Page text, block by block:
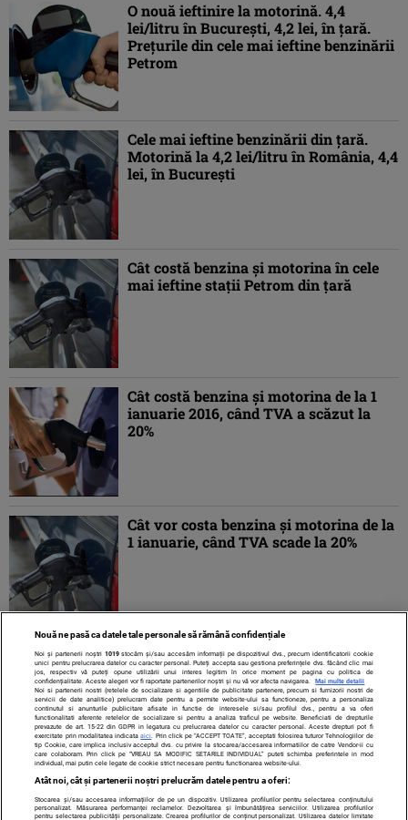
O nouă ieftinire la motorină. 4,4
lei/litru în Bucureşti, 4,2 lei, în ţară.
Preţurile din cele mai ieftine benzinării
Petrom
Cele mai ieftine benzinării din ţară.
Motorină la 4,2 lei/litru în România, 4,4
lei, în Bucureşti
Cât costă benzina şi motorina în cele
mai ieftine staţii Petrom din ţară
Cât costă benzina şi motorina de la 1
ianuarie 2016, când TVA a scăzut la
20%
Cât vor costa benzina şi motorina de la
1 ianuarie, când TVA scade la 20%
1 2 »
Contact Despre noi Termeni și condiții
Nouă ne pasă ca datele tale personale să rămână confidențiale
Noi și partenerii noștri 1019stocăm și/sau accesăm informații pe dispozitivul dvs., precum identificatorii cookie
unici pentru prelucrarea datelor cu caracter personal. Puteți accepta sau gestiona preferințele dvs. făcând clic mai
jos, respectiv vă puteți opune utilizării unui interes legitim în orice moment pe pagina cu politica de
confidențialitate. Aceste alegeri vor fi raportate partenerilor noștri și nu vă vor afecta navigarea.
Mai multe detalii
Noi si partenerii nostri (retelele de socializare si agentiile de publicitate partenere, precum si furnizorii nostri de
servicii de date analitice) prelucram date pentru a permite website-ului sa functioneze, pentru a personaliza
continutul si anunturile publicitare afisate in functie de interesele si/sau profilul dvs., pentru a va oferi
functionalitati aferente retelelor de socializare si pentru a analiza traficul pe website. Beneficiati de drepturile
prevazute de art. 15-22 din GDPR in legatura cu prelucrarea datelor cu caracter personal. Aceste drepturi pot fi
exercitate prin modalitatea indicataaici . Prin click pe “ACCEPT TOATE”, acceptati folosirea tuturor Tehnologiilor de
tip Cookie, care implica inclusiv acceptul dvs. cu privire la stocarea/accesarea informatiilor de catre Vendor-ii cu
care colaboram. Prin click pe “VREAU SA MODIFIC SETARILE INDIVIDUAL” puteti schimba preferintele in mod
individual, mai putin cele legate de cookie strict necesare pentru functionarea website-ului.
Atât noi, cât și partenerii noștri prelucrăm datele pentru a oferi:
Stocarea și/sau accesarea informațiilor de pe un dispozitiv. Utilizarea profilurilor pentru selectarea conținutului
personalizat. Măsurarea performanței reclamelor. Dezvoltarea și îmbunătățirea serviciilor. Utilizarea profilurilor
pentru selectarea publicității personalizate. Crearea profilurilor de conținut personalizat. Utilizarea datelor limitate